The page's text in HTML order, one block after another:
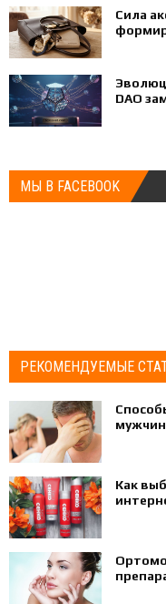
Сила
DAO
МЫ В FACEBOOK
РЕКОМЕНДУЕМЫЕ
мужчин
Как